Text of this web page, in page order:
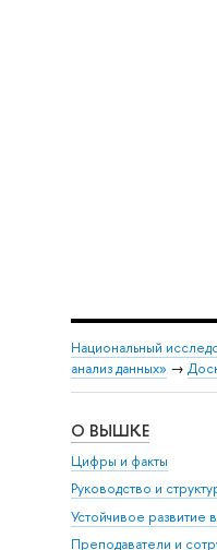
Национальный
анализ данных» →
О ВЫШКЕ
Цифры и факты
Руководство и
Устойчивое
Преподаватели и